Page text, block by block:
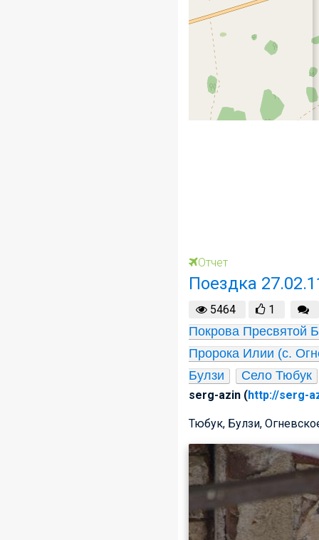
Отчет
Поездка
5464 1
Покрова Пресвятой
Пророка Илии (с.
Булзи
Село Тюбук
serg-azin (http://serg-
Тюбук, Булзи,